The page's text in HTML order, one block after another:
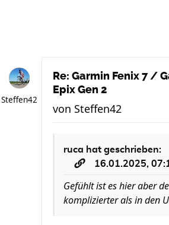
Steffen42
Re: Garmin Fenix 7 /
Epix Gen 2
von Steffen42
ruca hat geschrieben:
16.01.2025,
Gefühlt ist es hier aber
komplizierter als in den